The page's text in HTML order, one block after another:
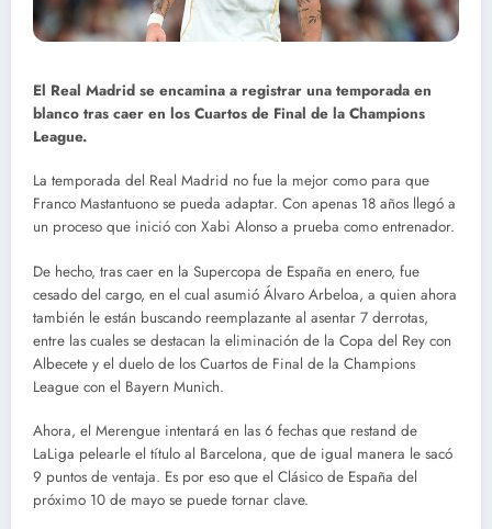
El Real Madrid se encamina a registrar una temporada en
blanco tras caer en los Cuartos de Final de la Champions
League.
La temporada del Real Madrid no fue la mejor como para que
Franco Mastantuono se pueda adaptar. Con apenas 18 años llegó a
un proceso que inició con Xabi Alonso a prueba como entrenador.
De hecho, tras caer en la Supercopa de España en enero, fue
cesado del cargo, en el cual asumió Álvaro Arbeloa, a quien ahora
también le están buscando reemplazante al asentar 7 derrotas,
entre las cuales se destacan la eliminación de la Copa del Rey con
Albecete y el duelo de los Cuartos de Final de la Champions
League con el Bayern Munich.
Ahora, el Merengue intentará en las 6 fechas que restand de
LaLiga pelearle el título al Barcelona, que de igual manera le sacó
9 puntos de ventaja. Es por eso que el Clásico de España del
próximo 10 de mayo se puede tornar clave.